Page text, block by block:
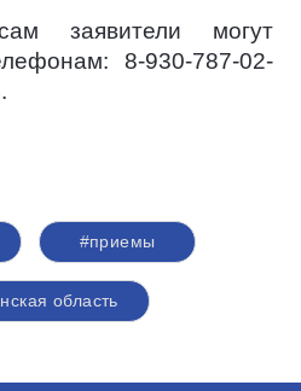
заявители могут
8-930-787-02-
#приемы
область